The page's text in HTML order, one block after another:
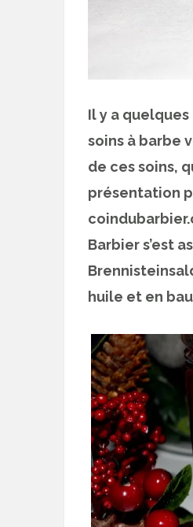
Il y a
soins à barbe
de ces soins,
présentation
Barbier s’est
huile et en